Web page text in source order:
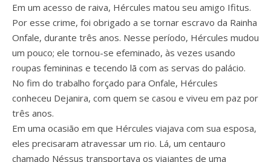
Em um acesso de raiva, Hércules matou seu amigo Ifitus.
Por esse crime, foi obrigado a se tornar escravo da Rainha
Onfale, durante três anos. Nesse período, Hércules mudou
um pouco; ele tornou-se efeminado, às vezes usando
roupas femininas e tecendo lã com as servas do palácio.
No fim do trabalho forçado para Onfale, Hércules
conheceu Dejanira, com quem se casou e viveu em paz por
três anos.
Em uma ocasião em que Hércules viajava com sua esposa,
eles precisaram atravessar um rio. Lá, um centauro
chamado Néssus transportava os viajantes de uma